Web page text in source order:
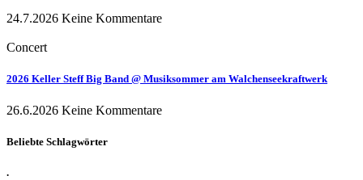
24.7.2026 Keine Kommentare
Concert
2026 Keller Steff Big Band @ Musiksommer am Walchenseekraftwerk
26.6.2026 Keine Kommentare
Beliebte Schlagwörter
.